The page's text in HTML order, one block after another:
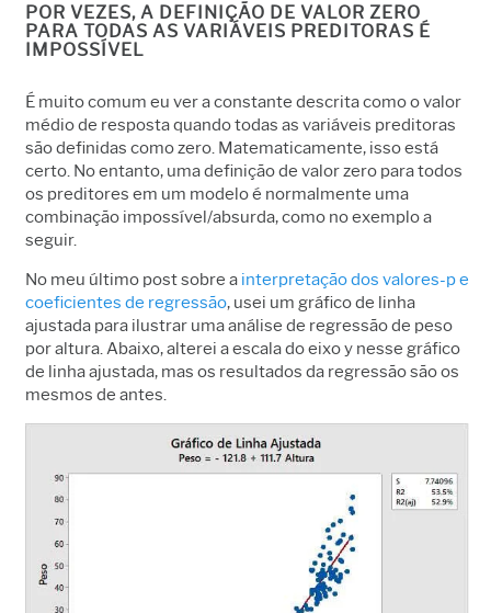
POR VEZES, A DEFINIÇÃO DE VALOR ZERO
PARA TODAS AS VARIÁVEIS PREDITORAS É
IMPOSSÍVEL
É muito comum eu ver a constante descrita como o valor
médio de resposta quando todas as variáveis preditoras
são definidas como zero. Matematicamente, isso está
certo. No entanto, uma definição de valor zero para todos
os preditores em um modelo é normalmente uma
combinação impossível/absurda, como no exemplo a
seguir.
No meu último post sobre a interpretação dos valores-p e
coeficientes de regressão, usei um gráfico de linha
ajustada para ilustrar uma análise de regressão de peso
por altura. Abaixo, alterei a escala do eixo y nesse gráfico
de linha ajustada, mas os resultados da regressão são os
mesmos de antes.